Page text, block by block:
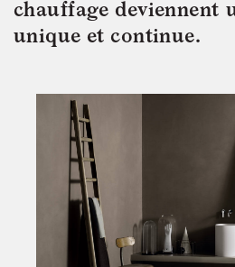
chauffage deviennent
unique et continue.